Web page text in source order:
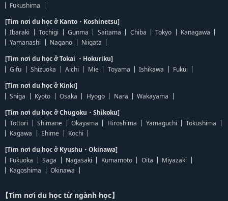
Fukushima
[Tìm nơi du học ở Kanto・Koshinetsu]
Ibaraki
Tochigi Gunma Saitama Chiba Tokyo
Kanagawa
Yamanashi
Nagano
Niigata
[Tìm nơi du học ở Tokai ・Hokuriku]
Gifu
Shizuoka Aichi Mie Toyama Ishikawa
Fukui
[Tìm nơi du học ở Kinki]
Shiga
Kyoto Osaka Hyogo Nara
Wakayama
[Tìm nơi du học ở Chugoku・Shikoku]
Tottori
Shimane Okayama Hiroshima Yamaguchi
Tokushima
Kagawa
Ehime
Kochi
[Tìm nơi du học ở Kyushu・Okinawa]
Fukuoka
Saga Nagasaki Kumamoto Oita
Miyazaki
Kagoshima
Okinawa
【Tìm nơi du học từ ngành học】